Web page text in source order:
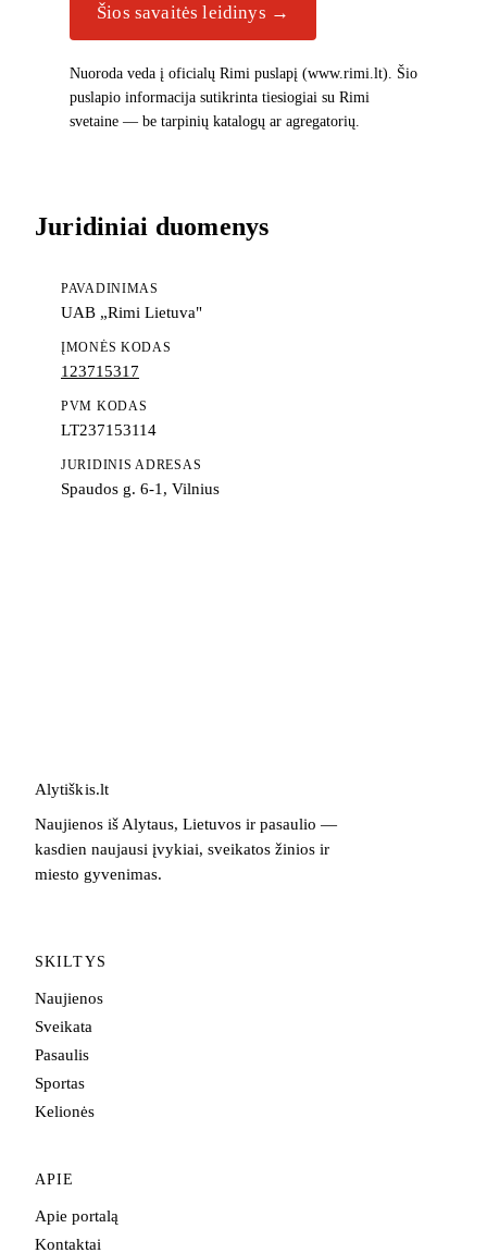
Šios savaitės leidinys →
Nuoroda veda į oficialų Rimi puslapį (www.rimi.lt). Šio
puslapio informacija sutikrinta tiesiogiai su Rimi
svetaine — be tarpinių katalogų ar agregatorių.
Juridiniai duomenys
PAVADINIMAS
UAB „Rimi Lietuva"
ĮMONĖS KODAS
123715317
PVM KODAS
LT237153114
JURIDINIS ADRESAS
Spaudos g. 6-1, Vilnius
Alytiškis.lt
Naujienos iš Alytaus, Lietuvos ir pasaulio —
kasdien naujausi įvykiai, sveikatos žinios ir
miesto gyvenimas.
SKILTYS
Naujienos
Sveikata
Pasaulis
Sportas
Kelionės
APIE
Apie portalą
Kontaktai